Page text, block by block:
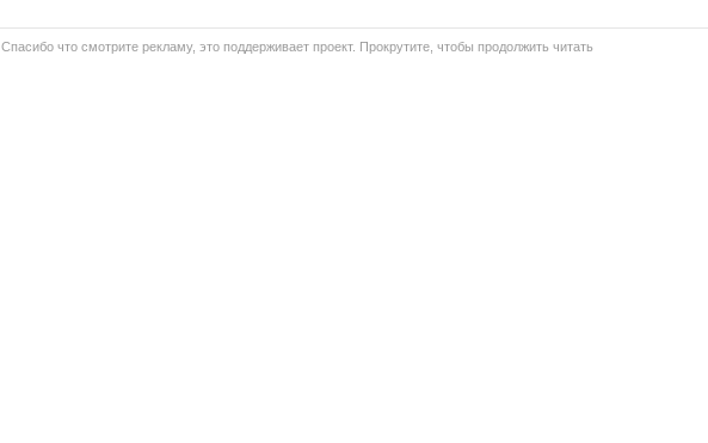
Спасибо что смотрите рекламу, это поддерживает проект. Прокрутите, чтобы продолжить читать